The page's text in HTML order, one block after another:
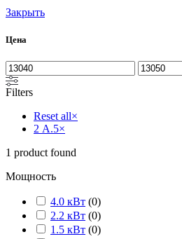
Закрыть
Цена
Filters
Reset all×
2 А.5×
1 product found
Мощность
4.0 кВт (0)
2.2 кВт (0)
1.5 кВт (0)